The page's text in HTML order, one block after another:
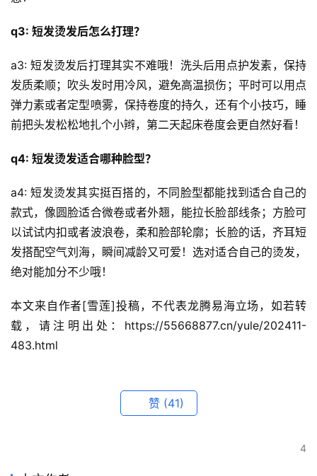
q3: 短发烫发后怎么打理？
a3: 短发烫发后打理其实不难哦！洗头后用点护发素，保持
发质柔顺；吹头发时用冷风，避免高温损伤；平时可以用点
弹力素或者定型喷雾，保持卷度的持久，还有个小技巧，睡
前把头发松松地扎个小辫，第二天起床卷度会更自然好看！
q4: 短发烫发适合哪种脸型？
a4: 短发烫发其实挺百搭的，不同脸型都能找到适合自己的
款式，像圆脸适合微卷或者外翘，能拉长脸部线条；方脸可
以试试内扣或者波浪卷，柔和脸部轮廓；长脸的话，齐耳短
发搭配空气刘海，瞬间减龄又可爱！选对适合自己的烫发，
绝对能加分不少哦！
本文来自作者[雪莲]投稿，不代表龙腾易海立场，如若转
载，请注明出处：https://55668877.cn/yule/202411-
483.html
赞 (41)
4